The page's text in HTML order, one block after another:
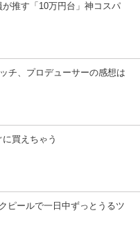
が推す「10万円台」神コスパ
チ、プロデューサーの感想は
買えちゃう
ピールで一日中ずっとうるツ